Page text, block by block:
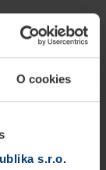
O cookies
s.r.o.